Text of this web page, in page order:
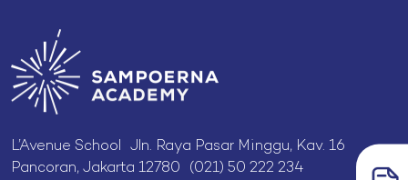
L’Avenue School Jln. Raya Pasar Minggu, Kav. 16
Pancoran, Jakarta 12780 (021) 50 222 234